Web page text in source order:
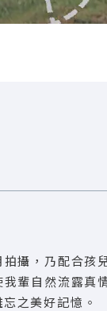
攝，乃配合孩
輩自然流露真
之美好記憶。